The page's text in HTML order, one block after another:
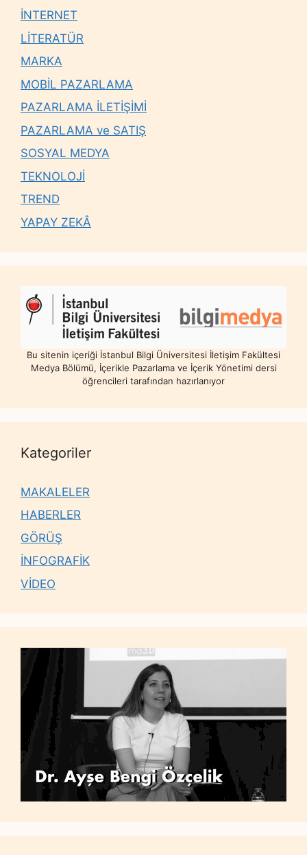
İNTERNET
LİTERATÜR
MARKA
MOBİL PAZARLAMA
PAZARLAMA İLETİŞİMİ
PAZARLAMA ve SATIŞ
SOSYAL MEDYA
TEKNOLOJİ
TREND
YAPAY ZEKÂ
Bu sitenin içeriği İstanbul Bilgi Üniversitesi İletişim Fakültesi
Medya Bölümü, İçerikle Pazarlama ve İçerik Yönetimi dersi
öğrencileri tarafından hazırlanıyor
Kategoriler
MAKALELER
HABERLER
GÖRÜŞ
İNFOGRAFİK
VİDEO